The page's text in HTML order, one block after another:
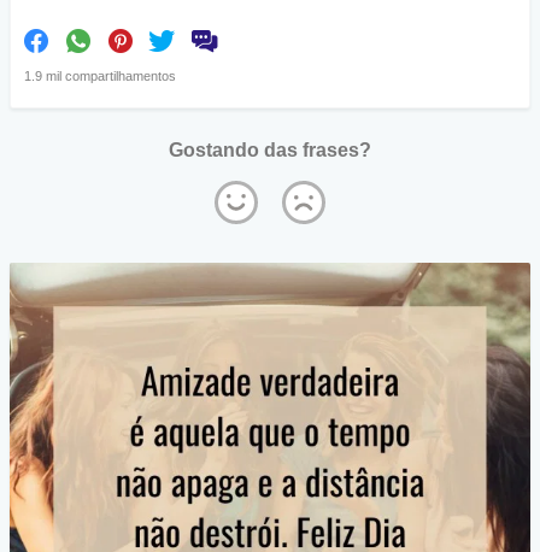
1.9 mil compartilhamentos
Gostando das frases?